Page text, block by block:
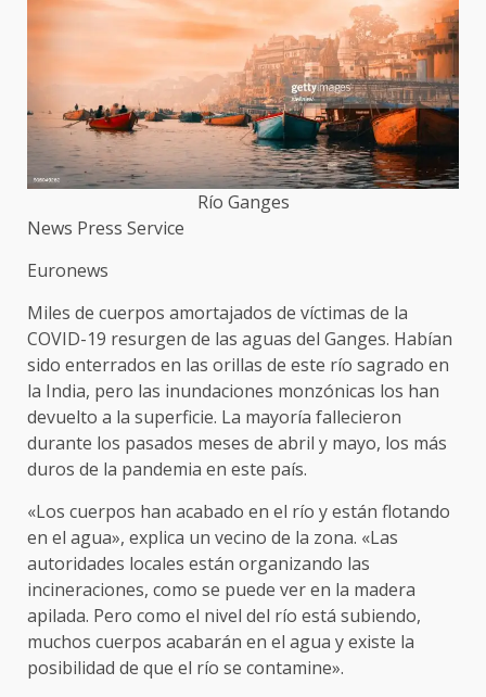
Río Ganges
News Press Service
Euronews
Miles de cuerpos amortajados de víctimas de la
COVID-19 resurgen de las aguas del Ganges. Habían
sido enterrados en las orillas de este río sagrado en
la India, pero las inundaciones monzónicas los han
devuelto a la superficie. La mayoría fallecieron
durante los pasados meses de abril y mayo, los más
duros de la pandemia en este país.
«Los cuerpos han acabado en el río y están flotando
en el agua», explica un vecino de la zona. «Las
autoridades locales están organizando las
incineraciones, como se puede ver en la madera
apilada. Pero como el nivel del río está subiendo,
muchos cuerpos acabarán en el agua y existe la
posibilidad de que el río se contamine».